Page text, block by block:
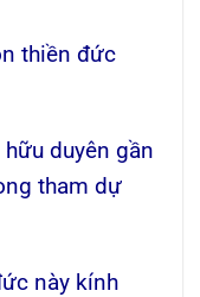
thiền đức
duyên gần
tham dự
này kính